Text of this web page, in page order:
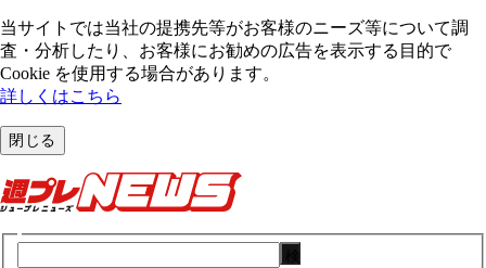
当サイトでは当社の提携先等がお客様のニーズ等について調
査・分析したり、お客様にお勧めの広告を表⽰する⽬的で
Cookie を使⽤する場合があります。
詳しくはこちら
閉じる